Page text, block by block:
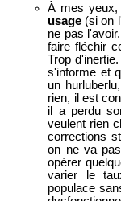
À mes yeux,
usage (si on
ne pas
faire fléchir
Trop
s'informe et
un
rien, il est
il a perdu
veulent rien
corrections
on ne va
opérer
varier le
populace